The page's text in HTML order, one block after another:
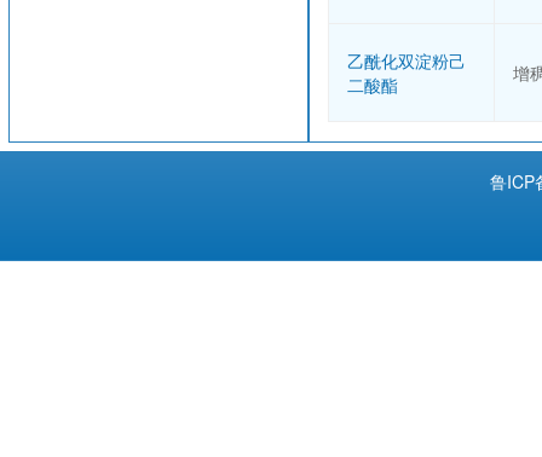
乙酰化双淀粉己
二酸酯
增
鲁ICP